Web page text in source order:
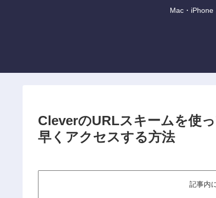
Mac・iPhone
CleverのURLスキームを使
早くアクセスする方法
記事内